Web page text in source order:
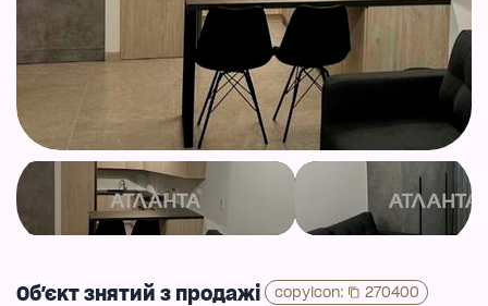
Об'єкт знятий з продажі copyIcon: 270400